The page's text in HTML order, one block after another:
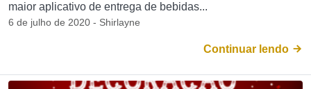
maior aplicativo de entrega de bebidas...
6 de julho de 2020 - Shirlayne
Continuar lendo